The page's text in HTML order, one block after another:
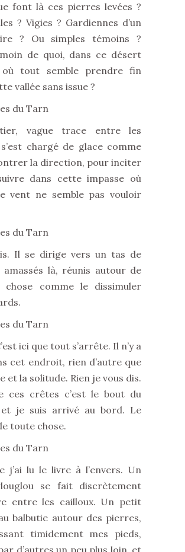
font là ces pierres levées ?
? Vigies ? Gardiennes d’un
? Ou simples témoins ?
de quoi, dans ce désert
où tout semble prendre fin
vallée sans issue ?
vague trace entre les
chargé de glace comme
la direction, pour inciter
dans cette impasse où
vent ne semble pas vouloir
Il se dirige vers un tas de
amassés là, réunis autour de
chose comme le dissimuler
ici que tout s’arrête. Il n’y a
cet endroit, rien d’autre que
et la solitude. Rien je vous dis.
ces crêtes c’est le bout du
et je suis arrivé au bord. Le
toute chose.
j’ai lu le livre à l’envers. Un
se fait discrètement
entre les cailloux. Un petit
balbutie autour des pierres,
timidement mes pieds,
d’autres un peu plus loin, et